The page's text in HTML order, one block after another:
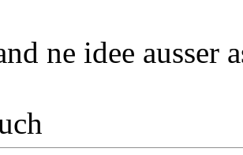
ne idee ausser